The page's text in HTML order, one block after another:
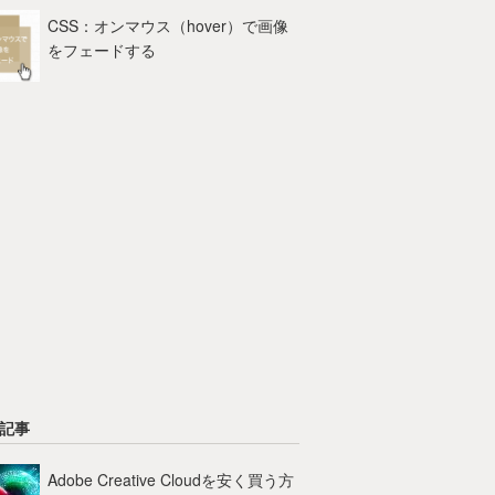
CSS：オンマウス（hover）で画像
をフェードする
事
Adobe Creative Cloudを安く買う方